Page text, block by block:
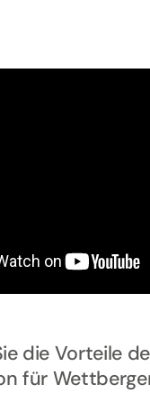
die Vorteile
für